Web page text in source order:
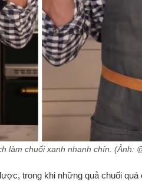
làm chuối xanh nhanh chín. (Ảnh:
trong khi những quả chuối